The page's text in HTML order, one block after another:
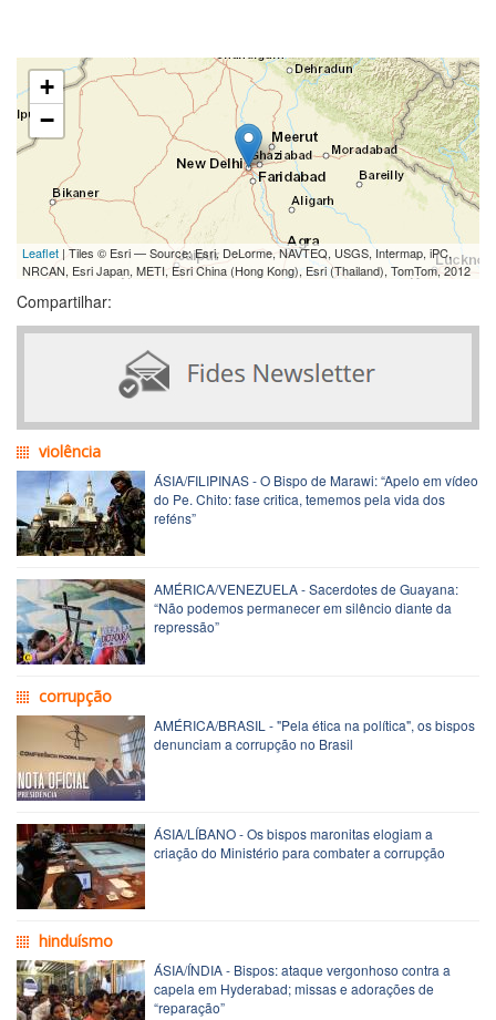
+
−
Leaflet | Tiles © Esri — Source: Esri, DeLorme, NAVTEQ, USGS, Intermap, iPC,
NRCAN, Esri Japan, METI, Esri China (Hong Kong), Esri (Thailand), TomTom, 2012
Compartilhar:
violência
ÁSIA/FILIPINAS - O Bispo de Marawi: “Apelo em vídeo
do Pe. Chito: fase critica, tememos pela vida dos
reféns”
AMÉRICA/VENEZUELA - Sacerdotes de Guayana:
“Não podemos permanecer em silêncio diante da
repressão”
corrupção
AMÉRICA/BRASIL - "Pela ética na política", os bispos
denunciam a corrupção no Brasil
ÁSIA/LÍBANO - Os bispos maronitas elogiam a
criação do Ministério para combater a corrupção
hinduísmo
ÁSIA/ÍNDIA - Bispos: ataque vergonhoso contra a
capela em Hyderabad; missas e adorações de
“reparação”